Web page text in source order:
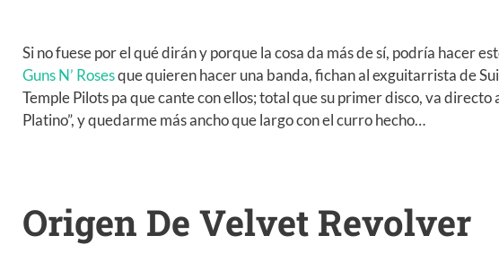
Si no fuese por el qué dirán y porque la cosa da más de sí, podría hacer
Guns N’ Rosesque quieren hacer una banda, fichan al exguitarrista de
Temple Pilots pa que cante con ellos; total que su primer disco, va directo
Platino”, y quedarme más ancho que largo con el curro hecho…
Origen De Velvet Revolver